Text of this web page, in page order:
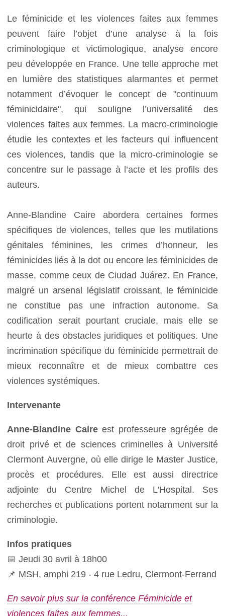
Le féminicide et les violences faites aux femmes
peuvent faire l’objet d’une analyse à la fois
criminologique et victimologique, analyse encore
peu développée en France. Une telle approche met
en lumière des statistiques alarmantes et permet
notamment d’évoquer le concept de "continuum
féminicidaire", qui souligne l’universalité des
violences faites aux femmes. La macro-criminologie
étudie les contextes et les facteurs qui influencent
ces violences, tandis que la micro-criminologie se
concentre sur le passage à l’acte et les profils des
auteurs.
Anne-Blandine Caire abordera certaines formes
spécifiques de violences, telles que les mutilations
génitales féminines, les crimes d’honneur, les
féminicides liés à la dot ou encore les féminicides de
masse, comme ceux de Ciudad Juárez. En France,
malgré un arsenal législatif croissant, le féminicide
ne constitue pas une infraction autonome. Sa
codification serait pourtant cruciale, mais elle se
heurte à des obstacles juridiques et politiques. Une
incrimination spécifique du féminicide permettrait de
mieux reconnaître et de mieux combattre ces
violences systémiques.
Intervenante
Anne-Blandine Caireest professeure agrégée de
droit privé et de sciences criminelles à Université
Clermont Auvergne, où elle dirige le Master Justice,
procès et procédures. Elle est aussi directrice
adjointe du Centre Michel de L'Hospital. Ses
recherches et publications portent notamment sur la
criminologie.
Infos pratiques
📅 Jeudi 30 avril à 18h00
📌 MSH, amphi 219 - 4 rue Ledru, Clermont-Ferrand
En savoir plus sur la conférence Féminicide et
violences faites aux femmes...